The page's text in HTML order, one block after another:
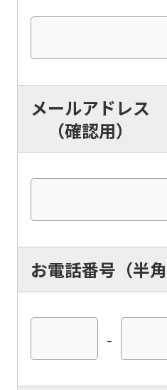
メールアドレス
（確認用）
お電話番号（半角
-